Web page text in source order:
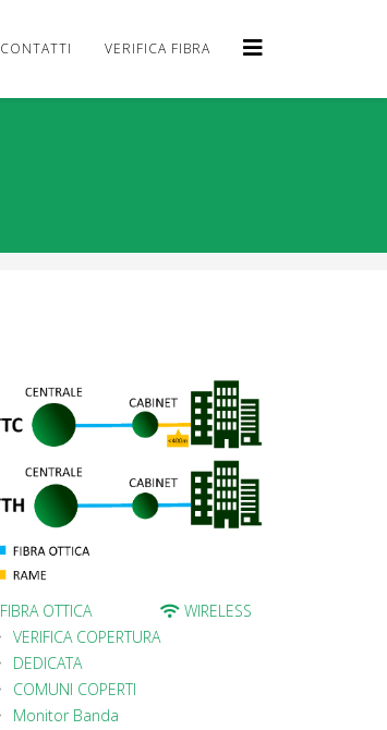
CONTATTI VERIFICA FIBRA
FIBRA OTTICA
VERIFICA COPERTURA
DEDICATA
COMUNI COPERTI
Monitor Banda
WIRELESS